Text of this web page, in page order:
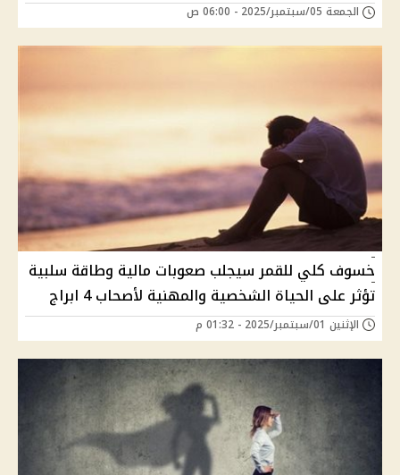
الجمعة 05/سبتمبر/2025 - 06:00 ص
خسوف كلي للقمر سيجلب صعوبات مالية وطاقة سلبية
تؤثر على الحياة الشخصية والمهنية لأصحاب 4 ابراج
الإثنين 01/سبتمبر/2025 - 01:32 م